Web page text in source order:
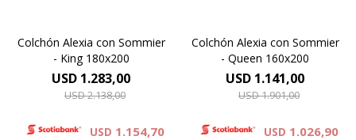
Colchón Alexia con Sommier
- King 180x200
USD 1.283,00
USD2.138,00
USD 1.154,70
Colchón Alexia con Sommier
- Queen 160x200
USD 1.141,00
USD1.901,00
USD 1.026,90